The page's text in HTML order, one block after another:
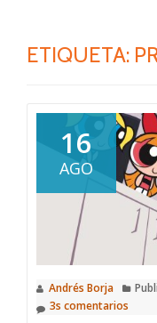
ETIQUETA:
16
AGO
Andrés Borja
3s comentarios